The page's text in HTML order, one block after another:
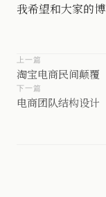
我希望和大家的
上一篇
淘宝电商民间颠覆
下一篇
电商团队结构设计